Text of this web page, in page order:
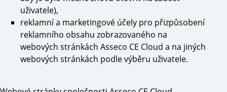
uživatele),
reklamní a marketingové účely pro přizpůsobení
reklamního obsahu zobrazovaného na
webových stránkách Asseco CE Cloud a na jiných
webových stránkách podle výběru uživatele.